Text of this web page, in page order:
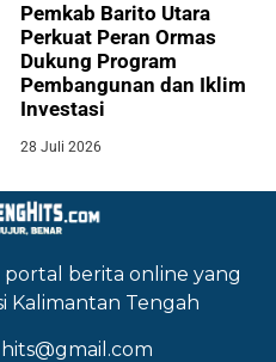
Pemkab Barito Utara
Perkuat Peran Ormas
Dukung Program
Pembangunan dan Iklim
Investasi
28 Juli 2026
berita online yang
Kalimantan Tengah